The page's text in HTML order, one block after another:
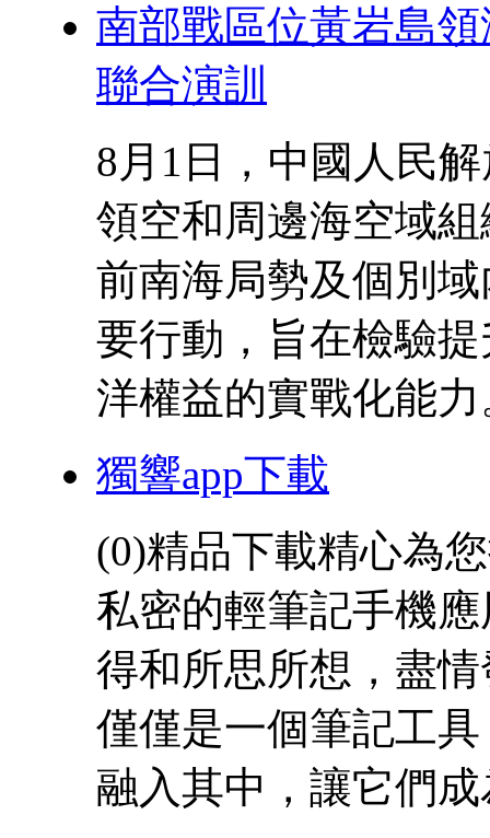
南部戰區位黃岩島
聯合演訓
8月1日，中國人民
領空和周邊海空域
前南海局勢及個別
要行動，旨在檢驗
洋權益的實戰化能力
獨響app下載
(0)精品下載精心為
私密的輕筆記手機
得和所思所想，盡
僅僅是一個筆記工
融入其中，讓它們成